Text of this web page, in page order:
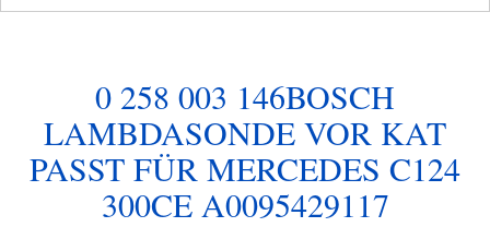
0 258 003 146BOSCH
LAMBDASONDE VOR KAT
PASST FÜR MERCEDES C124
300CE A0095429117